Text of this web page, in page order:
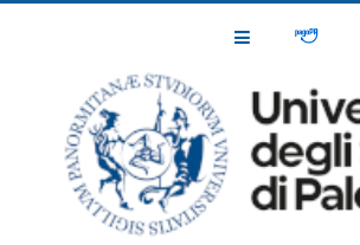
Toggle